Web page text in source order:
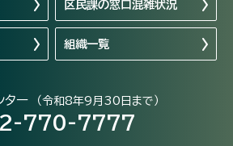
区民課の窓口混雑状況
組織一覧
ター （令和8年9月30日まで）
770-7777